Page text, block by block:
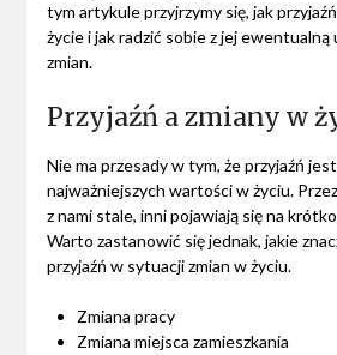
tym artykule przyjrzymy się, jak
życie i jak radzić sobie z jej
zmian.
Przyjaźń a zmiany w
Nie ma przesady w tym, że przyjaźń
najważniejszych wartości w życiu.
z nami stale, inni pojawiają się na
Warto zastanowić się jednak, jakie
przyjaźń w sytuacji zmian w życiu.
Zmiana pracy
Zmiana miejsca zamieszkania